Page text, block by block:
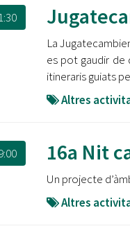
Oberta la
jove 2026
Cerdanyola opta a
Barris per transformar
l'entorn de l'avinguda
El FIT presenta el
L’Ajuntament
La
es pot gaudir de
itineraris guiats
Altres
16a Nit
Un projecte
Altres